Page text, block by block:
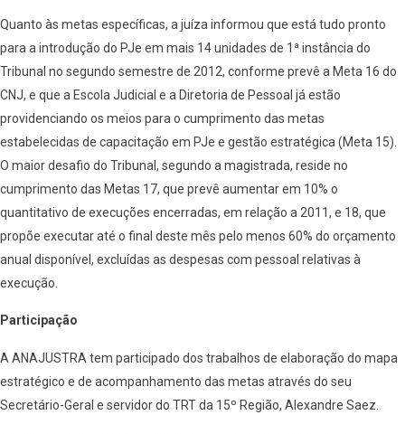
Quanto às metas específicas, a juíza informou que está tudo pronto
para a introdução do PJe em mais 14 unidades de 1ª instância do
Tribunal no segundo semestre de 2012, conforme prevê a Meta 16 do
CNJ, e que a Escola Judicial e a Diretoria de Pessoal já estão
providenciando os meios para o cumprimento das metas
estabelecidas de capacitação em PJe e gestão estratégica (Meta 15).
O maior desafio do Tribunal, segundo a magistrada, reside no
cumprimento das Metas 17, que prevê aumentar em 10% o
quantitativo de execuções encerradas, em relação a 2011, e 18, que
propõe executar até o final deste mês pelo menos 60% do orçamento
anual disponível, excluídas as despesas com pessoal relativas à
execução.
Participação
A ANAJUSTRA tem participado dos trabalhos de elaboração do mapa
estratégico e de acompanhamento das metas através do seu
Secretário-Geral e servidor do TRT da 15º Região, Alexandre Saez.